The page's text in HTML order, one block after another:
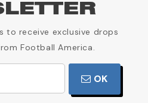
to receive exclusive drops
Football America.
OK